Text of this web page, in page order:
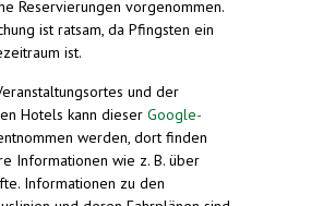
Reservierungen vorgenommen.
ist ratsam, da Pfingsten ein
ist.
und der
Hotels kann dieser Google-
is external)werden, dort finden
Informationen wie z. B. über
. Informationen zu den